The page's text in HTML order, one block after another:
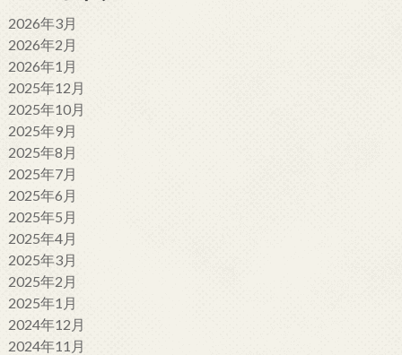
2026年3月
2026年2月
2026年1月
2025年12月
2025年10月
2025年9月
2025年8月
2025年7月
2025年6月
2025年5月
2025年4月
2025年3月
2025年2月
2025年1月
2024年12月
2024年11月